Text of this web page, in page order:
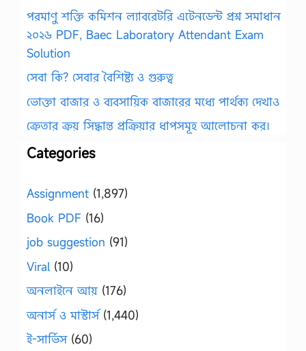
পরমাণু শক্তি কমিশন ল্যাবরেটরি এটেনডেন্ট প্রশ্ন সমাধান
২০২৬ PDF, Baec Laboratory Attendant Exam
Solution
সেবা কি? সেবার বৈশিষ্ট্য ও গুরুত্ব
ভোক্তা বাজার ও ব্যবসায়িক বাজারের মধ্যে পার্থক্য দেখাও
ক্রেতার ক্রয় সিদ্ধান্ত প্রক্রিয়ার ধাপসমূহ আলোচনা কর।
Categories
Assignment (1,897)
Book PDF (16)
job suggestion (91)
Viral (10)
অনলাইনে আয় (176)
অনার্স ও মাস্টার্স(1,440)
ই-সার্ভিস(60)